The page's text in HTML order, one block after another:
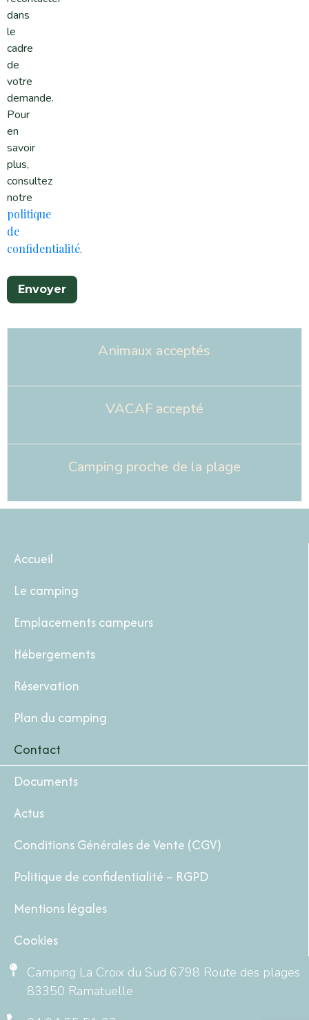
dans
le
cadre
de
votre
demande.
Pour
en
savoir
plus,
consultez
notre
politique
de
confidentialité.
Animaux acceptés
VACAF accepté
Camping proche de la plage
Accueil
Le camping
Emplacements campeurs
Hébergements
Réservation
Plan du camping
Contact
Documents
Actus
Conditions Générales de Vente (CGV)
Politique de confidentialité – RGPD
Mentions légales
Cookies
Camping La Croix du Sud 6798 Route des plages
83350 Ramatuelle